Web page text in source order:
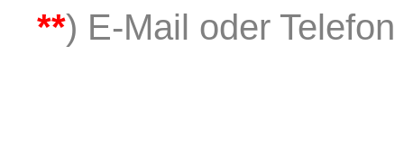
**) E-Mail oder